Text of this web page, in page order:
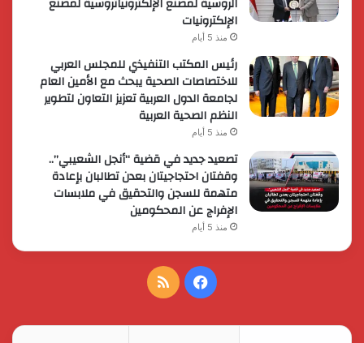
الإلكترونيات
منذ 5 أيام
رئيس المكتب التنفيذي للمجلس العربي
للاختصاصات الصحية يبحث مع الأمين العام
لجامعة الدول العربية تعزيز التعاون لتطوير
النظم الصحية العربية
منذ 5 أيام
تصعيد جديد في قضية “أنجل الشعيبي”..
وقفتان احتجاجيتان بعدن تطالبان بإعادة
متهمة للسجن والتحقيق في ملابسات
الإفراج عن المحكومين
منذ 5 أيام
فيسبوكملخص